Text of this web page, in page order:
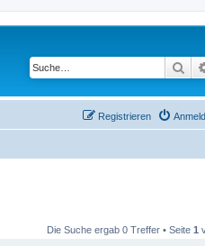
Registrieren
Die Suche ergab 0 Treffer • Seite 1